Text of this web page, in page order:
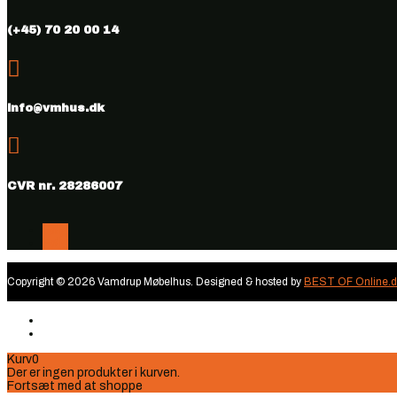
(+45) 70 20 00 14

info@vmhus.dk

CVR nr. 28286007
Copyright © 2026 Vamdrup Møbelhus. Designed & hosted by BEST OF
Kurv0
Der er ingen produkter i kurven.
Fortsæt med at shoppe